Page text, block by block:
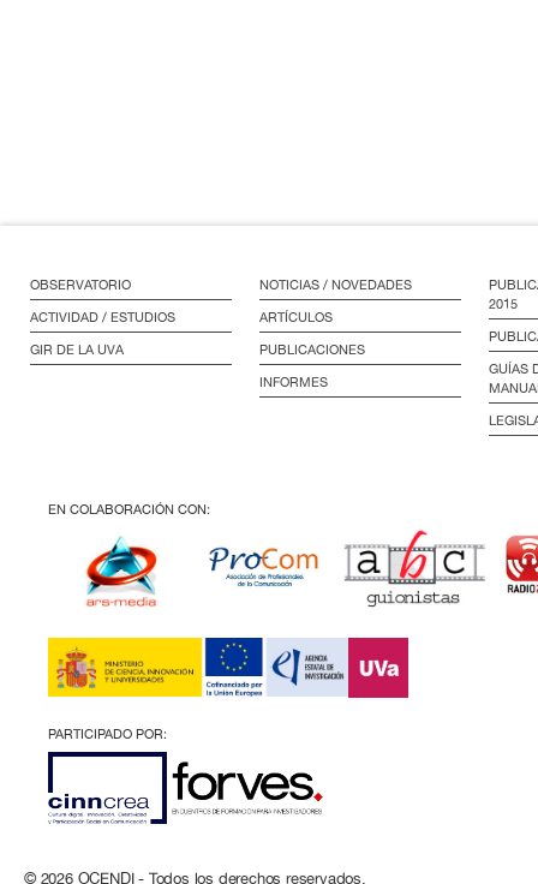
OBSERVATORIO
ACTIVIDAD / ESTUDIOS
GIR DE LA UVA
NOTICIAS / NOVEDADES
ARTÍCULOS
PUBLICACIONES
INFORMES
2015
GUÍAS
EN COLABORACIÓN CON:
PARTICIPADO POR:
© 2026 OCENDI - Todos los derechos reservados.